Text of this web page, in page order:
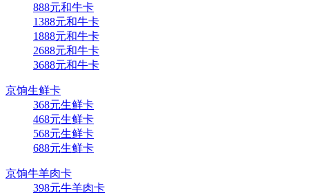
888元和牛卡
1388元和牛卡
1888元和牛卡
2688元和牛卡
3688元和牛卡
京饷生鲜卡
368元生鲜卡
468元生鲜卡
568元生鲜卡
688元生鲜卡
京饷牛羊肉卡
398元牛羊肉卡